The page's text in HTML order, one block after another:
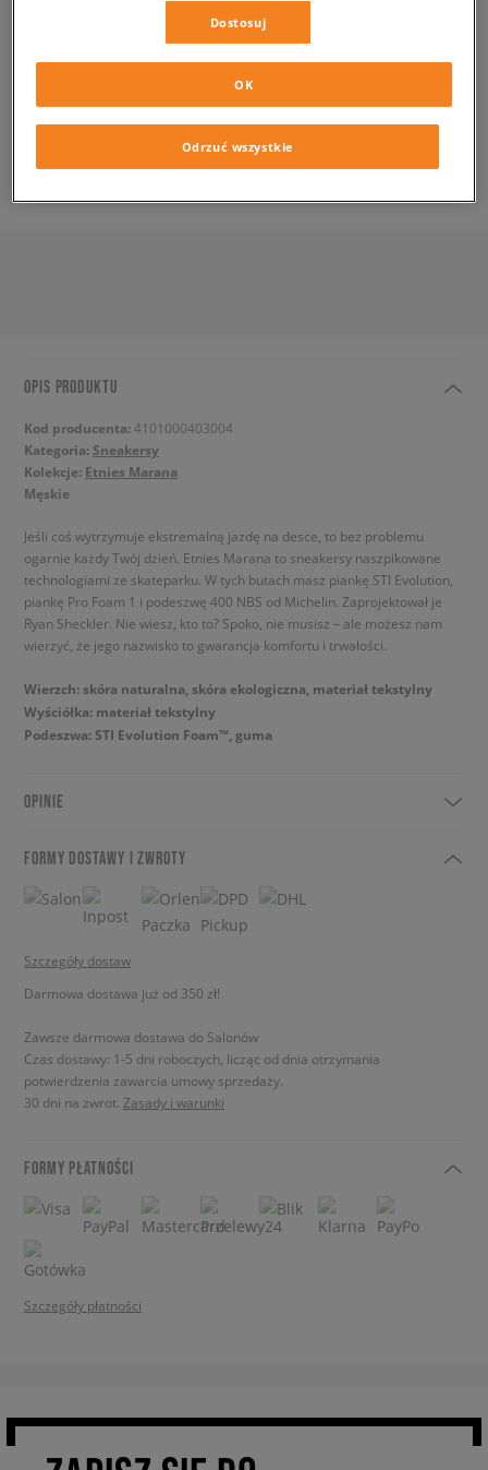
SIZEERCLUB
PRODUKT NIEDOSTĘPNY
SPRAWDŹ DOSTĘPNOŚĆ W SALONACH
OPIS PRODUKTU
Kod producenta:4101000403004
Kategoria: Sneakersy
Kolekcje: Etnies Marana
Męskie
Jeśli coś wytrzymuje ekstremalną jazdę na desce, to bez problemu
ogarnie każdy Twój dzień. Etnies Marana to sneakersy naszpikowane
technologiami ze skateparku. W tych butach masz piankę STI Evolution,
piankę Pro Foam 1 i podeszwę 400 NBS od Michelin. Zaprojektował je
Ryan Sheckler. Nie wiesz, kto to? Spoko, nie musisz – ale możesz nam
wierzyć, że jego nazwisko to gwarancja komfortu i trwałości.
Wierzch: skóra naturalna, skóra ekologiczna, materiał tekstylny
Wyściółka: materiał tekstylny
Podeszwa: STI Evolution Foam™, guma
OPINIE
FORMY DOSTAWY I ZWROTY
Szczegóły dostaw
Darmowa dostawa już od 350 zł!
Zawsze darmowa dostawa do Salonów
Czas dostawy: 1-5 dni roboczych, licząc od dnia otrzymania
potwierdzenia zawarcia umowy sprzedaży.
30 dni na zwrot. Zasady i warunki
FORMY PŁATNOŚCI
Szczegóły płatności
Dostosuj
Odrzuć wszystkie
OK